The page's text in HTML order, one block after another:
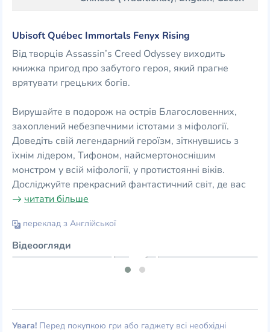
Ubisoft Québec Immortals Fenyx Rising
Від творців Assassin’s Creed Odyssey виходить
книжка пригод про забутого героя, який прагне
врятувати грецьких богів.
Вирушайте в подорож на острів Благословенних,
захоплений небезпечними істотами з міфології.
Доведіть свій легендарний героїзм, зіткнувшись з
їхнім лідером, Тифоном, найсмертоноснішим
монстром у всій міфології, у протистоянні віків.
Досліджуйте прекрасний фантастичний світ, де вас
читати більше
переклад з Англійської
Відеоогляди
Увага! Перед покупкою гри або гаджету всі необхідні